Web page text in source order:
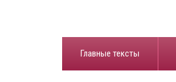
Главные тексты